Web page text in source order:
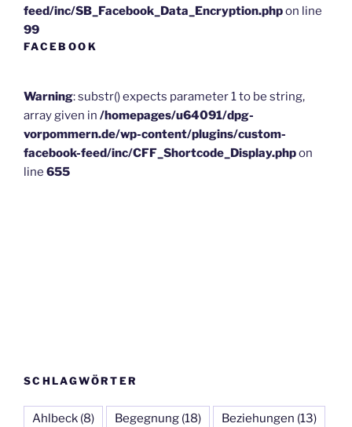
feed/inc/SB_Facebook_Data_Encryption.phpon line
99
FACEBOOK
Warning: substr() expects parameter 1 to be string,
array given in /homepages/u64091/dpg-
vorpommern.de/wp-content/plugins/custom-
facebook-feed/inc/CFF_Shortcode_Display.phpon
line 655
SCHLAGWÖRTER
Ahlbeck (8) Begegnung (18) Beziehungen (13)